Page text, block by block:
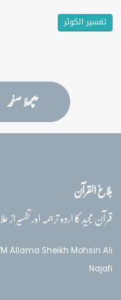
تفسیر الکوثر
پچھلا صفحہ
بلاغ القرآن
قرآن مجید کا اردو ترجمہ اور تفسیر
Allama Sheikh Mohsin Ali
Najafi